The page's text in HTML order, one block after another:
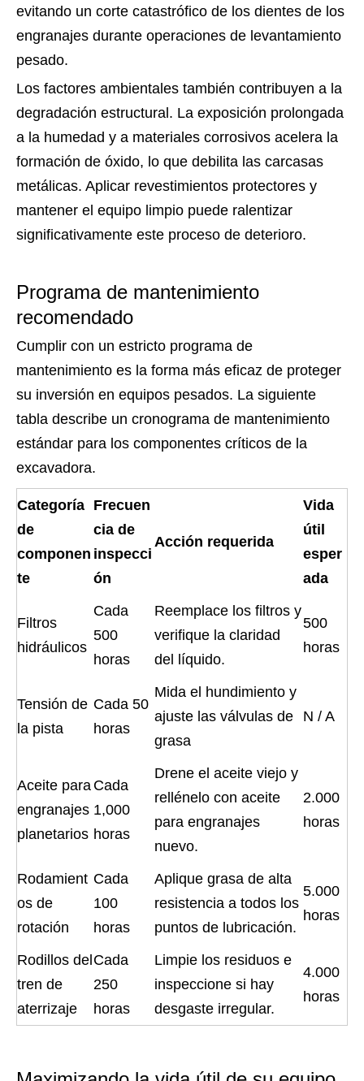
evitando un corte catastrófico de los dientes de los
engranajes durante operaciones de levantamiento
pesado.
Los factores ambientales también contribuyen a la
degradación estructural. La exposición prolongada
a la humedad y a materiales corrosivos acelera la
formación de óxido, lo que debilita las carcasas
metálicas. Aplicar revestimientos protectores y
mantener el equipo limpio puede ralentizar
significativamente este proceso de deterioro.
Programa de mantenimiento
recomendado
Cumplir con un estricto programa de
mantenimiento es la forma más eficaz de proteger
su inversión en equipos pesados. La siguiente
tabla describe un cronograma de mantenimiento
estándar para los componentes críticos de la
excavadora.
Categoría
de
componen
te
Frecuen
cia de
inspecci
ón
Acción requerida
Vida
útil
esper
ada
Filtros
hidráulicos
Cada
500
horas
Reemplace los filtros y
verifique la claridad
del líquido.
500
horas
Tensión de
la pista
Cada 50
horas
Mida el hundimiento y
ajuste las válvulas de
grasa
N / A
Aceite para
engranajes
planetarios
Cada
1,000
horas
Drene el aceite viejo y
rellénelo con aceite
para engranajes
nuevo.
2.000
horas
Rodamient
os de
rotación
Cada
100
horas
Aplique grasa de alta
resistencia a todos los
puntos de lubricación.
5.000
horas
Rodillos del
tren de
aterrizaje
Cada
250
horas
Limpie los residuos e
inspeccione si hay
desgaste irregular.
4.000
horas